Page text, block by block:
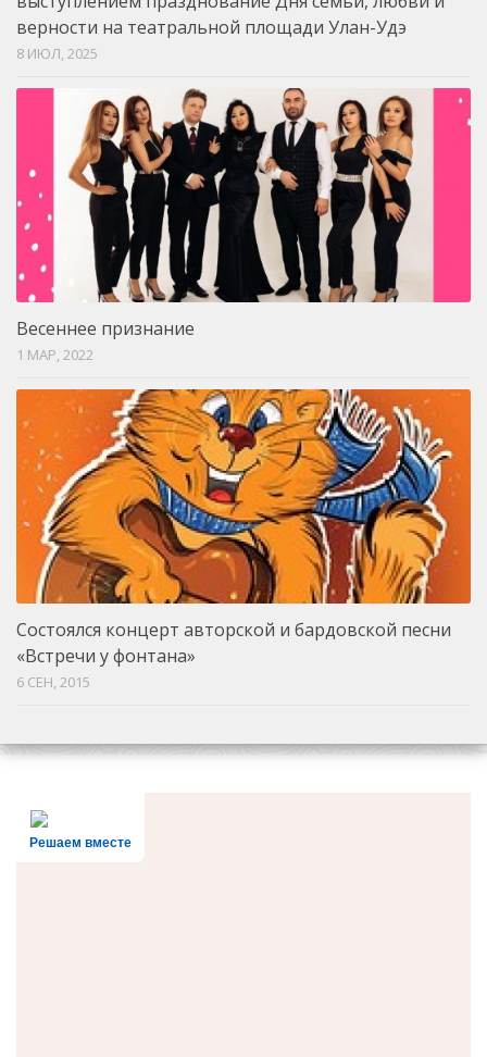
верности на театральной площади Улан-Удэ
8 ИЮЛ, 2025
Весеннее признание
1 МАР, 2022
Состоялся концерт авторской и бардовской песни
«Встречи у фонтана»
6 СЕН, 2015
Решаем вместе